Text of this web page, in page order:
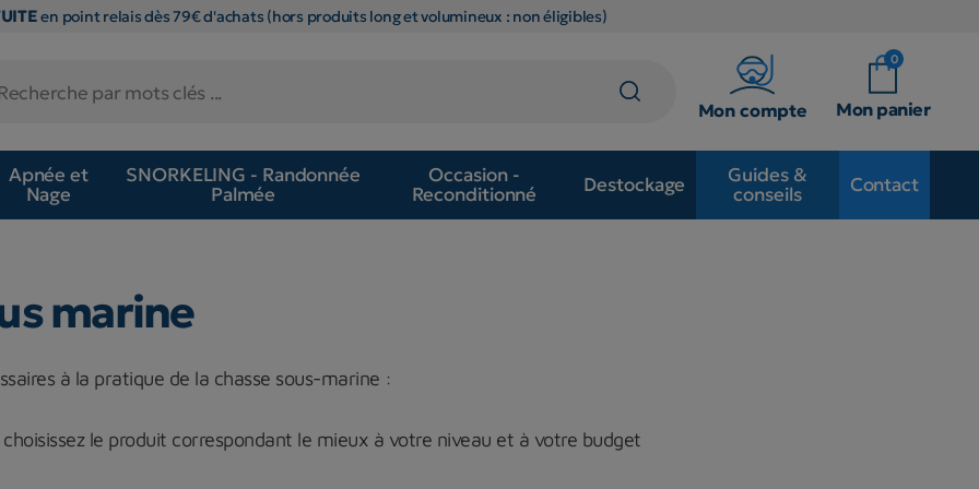
en point relais dès 79€ d'achats (hors produits long et volumineux : non éligibles)
Mon compte
0
Mon panier
Apnée et
Nage
SNORKELING - Randonnée
Palmée
Occasion -
Reconditionné
Destockage
Guides &
conseils
Contact
marine
à la pratique de la chasse sous-marine :
le produit correspondant le mieux à votre niveau et à votre budget